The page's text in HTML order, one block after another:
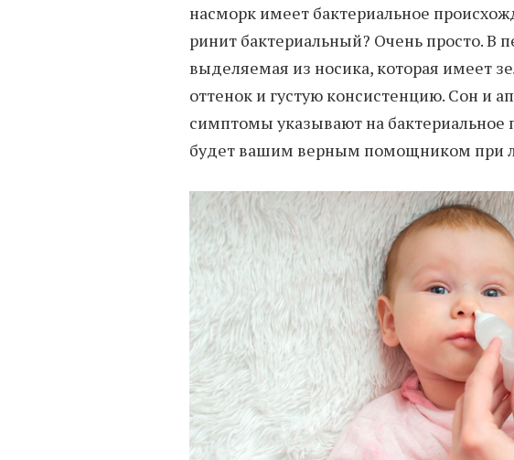
насморк имеет бактериальное
ринит бактериальный? Очень просто. В
выделяемая из носика, которая имеет
оттенок и густую консистенцию. Сон и
симптомы указывают на бактериальное
будет вашим верным помощником при